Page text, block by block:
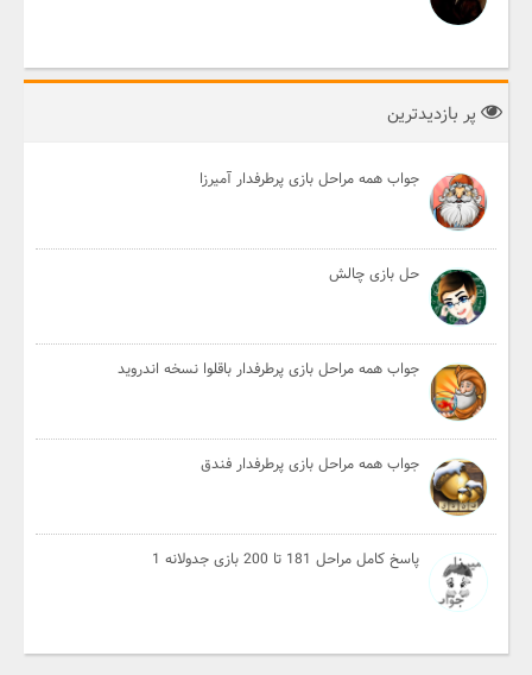
پر بازدیدترین
جواب همه مراحل بازی پرطرفدار آمیرزا
حل بازی چالش
جواب همه مراحل بازی پرطرفدار باقلوا نسخه اندروید
جواب همه مراحل بازی پرطرفدار فندق
پاسخ کامل مراحل 181 تا 200 بازی جدولانه 1